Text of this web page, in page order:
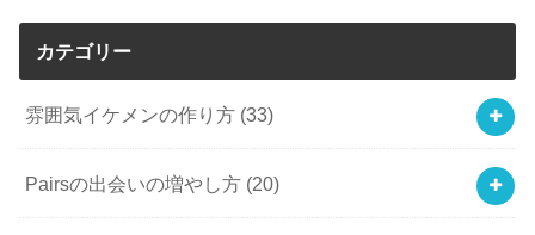
カテゴリー
雰囲気イケメンの作り方 (33)
Pairsの出会いの増やし方 (20)